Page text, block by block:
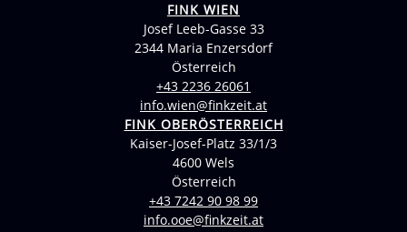
FINK WIEN
Josef Leeb-Gasse 33
2344 Maria Enzersdorf
Österreich
+43 2236 26061
info.wien@finkzeit.at
FINK OBERÖSTERREICH
Kaiser-Josef-Platz 33/1/3
4600 Wels
Österreich
+43 7242 90 98 99
info.ooe@finkzeit.at